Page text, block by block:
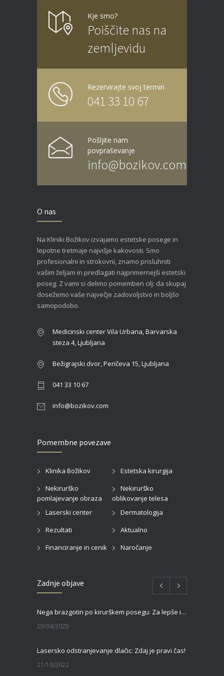
Kje smo?
Poiščite nas na
zemljevidu
Rezervirajte svoj termin
041 33 10 67
Pošljite nam
povpraševanje
info@bozikov.com
O nas
Na Kliniki Božikov izvajamo estetske posege in
lepotne tretmaje najvišje kakovosti. Smo
profesionalni in strokovni, znamo prisluhniti
vašim željam in predlagati najprimernejši estetski
poseg. Z vami si delimo pomemben cilj: da skupaj
dosežemo vaše največje zadovoljstvo in boljšo
samopodobo.
Medicinski center Vila Urbana, Barvarska
steza 4, Ljubljana
Bežigrajski dvor, Peričeva 15, Ljubljana
041 33 10 67
info@bozikov.com
Pomembne povezave
Klinika Božikov
Estetska kirurgija
Nekirurško
pomlajevanje obraza
Nekirurško
oblikovanje telesa
Laserski center
Dermatologija
Rezultati
Aktualno
Financiranje in cenik
Naročanje
Zadnje objave
Nega brazgotin po kirurškem posegu: Za lepše in hitrejše celjenje
03/04/2025
Lasersko odstranjevanje dlačic: Zdaj je pravi čas!
21/10/2022